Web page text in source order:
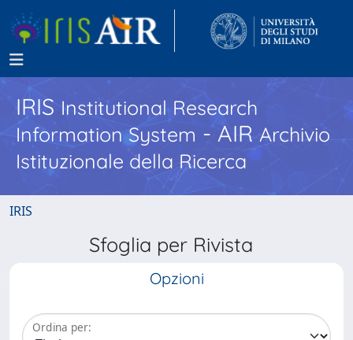
IRISInstitutional Research
Information System - AIR Archivio
Istituzionale della Ricerca
IRIS
Sfoglia per Rivista
Opzioni
Ordina per: